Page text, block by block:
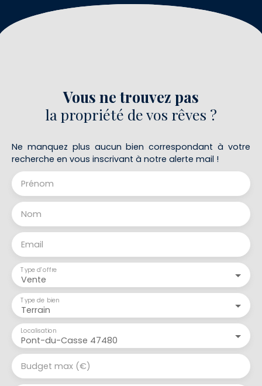
Vous ne trouvez pas
la propriété de vos rêves ?
Ne manquez plus aucun bien correspondant à votre
recherche en vous inscrivant à notre alerte mail !
Prénom
Nom
Email
Vente
Type d'offre
Terrain
Type de bien
Pont-du-Casse 47480
Localisation
Budget max (€)